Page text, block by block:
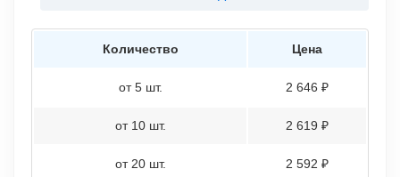
Количество Цена
от 5 шт. 2 646 ₽
от 10 шт. 2 619 ₽
от 20 шт. 2 592 ₽